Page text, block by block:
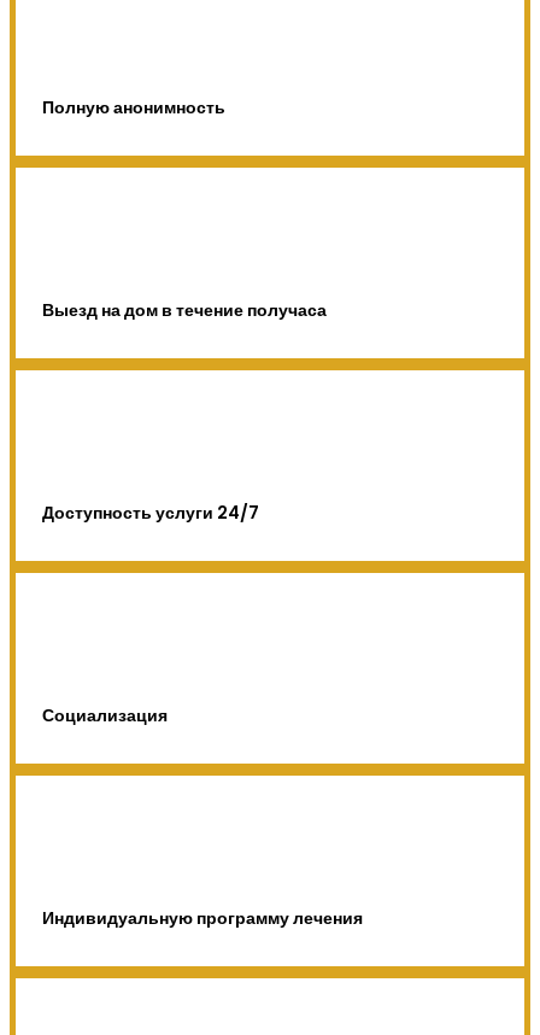
Полную анонимность
Выезд на дом в течение получаса
Доступность услуги 24/7
Социализация
Индивидуальную программу лечения